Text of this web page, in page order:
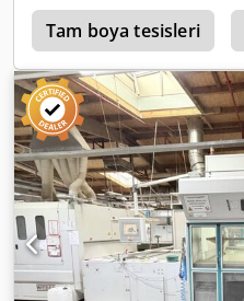
Tam boya tesisleri